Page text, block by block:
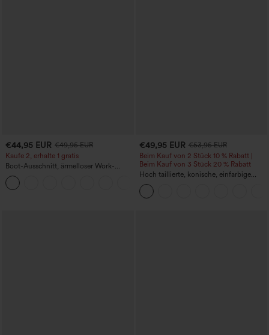
€44,95 EUR €49,95 EUR
Kaufe 2, erhalte 1 gratis
Boot-Ausschnitt, ärmelloser Work-
Jumpsuit mit seitlicher Bindung,
kühlender Cool-Touch-Effekt, gestreift
und mit Taschen – Easy Peezy Edition
€49,95 EUR €53,95 EUR
Beim Kauf von 2 Stück 10 % Rabatt |
Beim Kauf von 3 Stück 20 % Rabatt
Hoch taillierte, konische, einfarbige
Anzughose mit Seitentaschen